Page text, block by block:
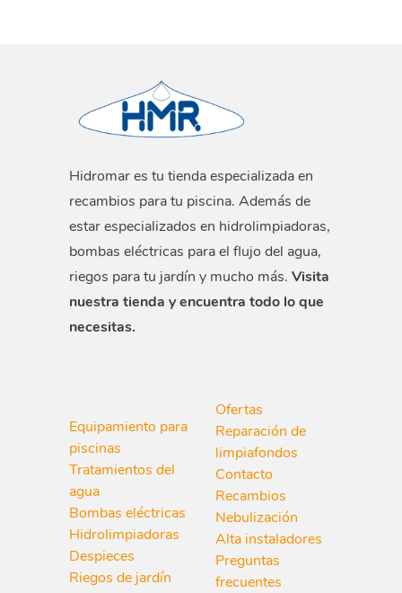
Hidromar es tu tienda especializada en
recambios para tu piscina. Además de
estar especializados en hidrolimpiadoras,
bombas eléctricas para el flujo del agua,
riegos para tu jardín y mucho más. Visita
nuestra tienda y encuentra todo lo que
necesitas.
Equipamiento para
piscinas
Tratamientos del
agua
Bombas eléctricas
Hidrolimpiadoras
Despieces
Riegos de jardín
Ofertas
Reparación de
limpiafondos
Contacto
Recambios
Nebulización
Alta instaladores
Preguntas
frecuentes